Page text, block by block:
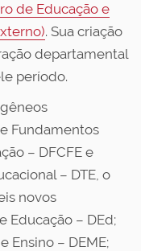
de Educação e
. Sua criação
departamental
período.
Fundamentos
– DFCFE e
– DTE, o
novos
Educação – DEd;
Ensino – DEME;